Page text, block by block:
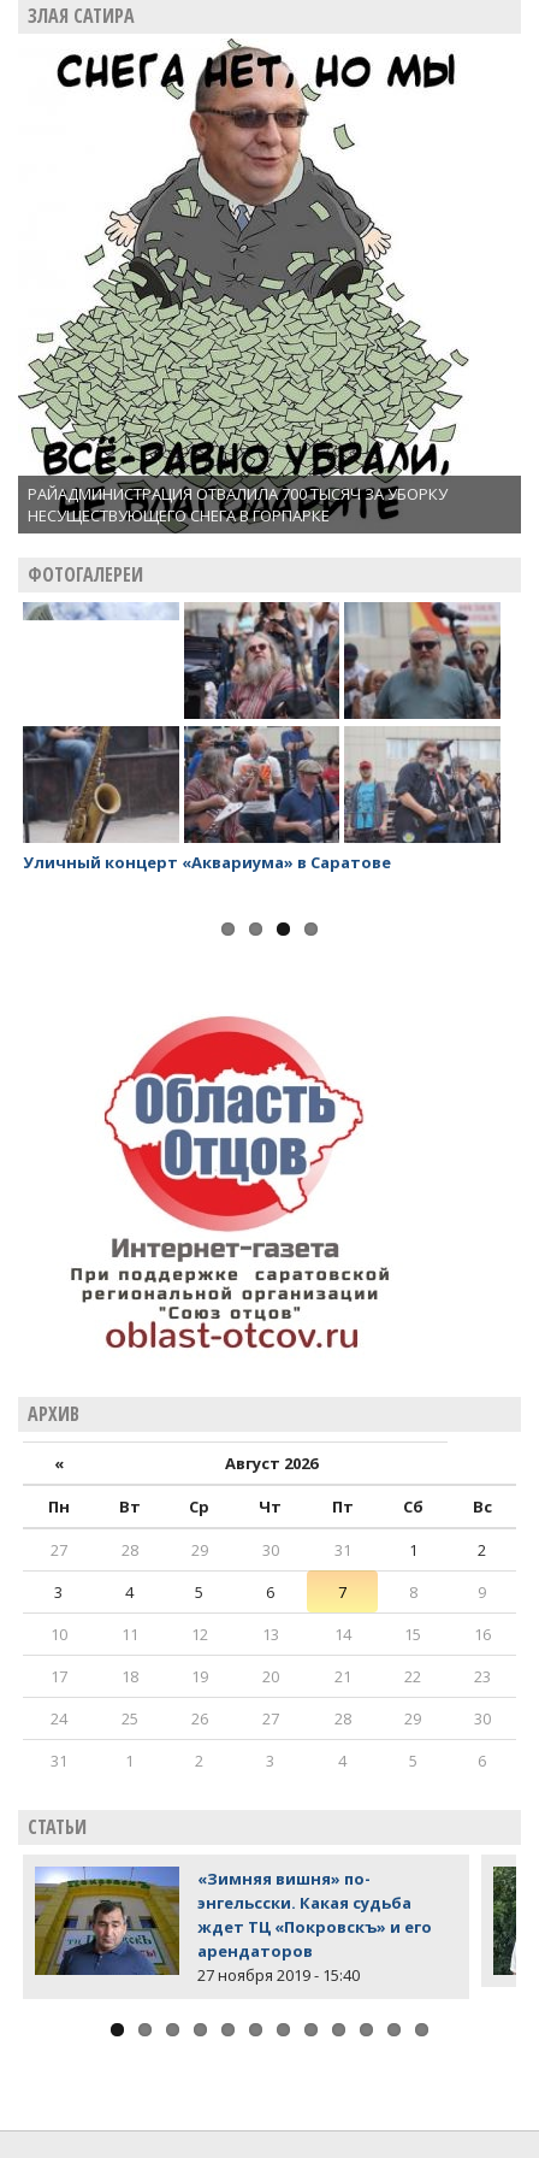
ЗЛАЯ САТИРА
РАЙАДМИНИСТРАЦИЯ ОТВАЛИЛА 700 ТЫСЯЧ ЗА УБОРКУ
НЕСУЩЕСТВУЮЩЕГО СНЕГА В ГОРПАРКЕ
ФОТОГАЛЕРЕИ
Заводской район превращается в помойку
АРХИВ
«
Август 2026
Пн
Вт Ср Чт Пт Сб
Вс
27
28 29 30 31 1
2
3
4 5 6 7 8
9
10
11 12 13 14 15
16
17
18 19 20 21 22
23
24
25 26 27 28 29
30
31
1 2 3 4 5 6
СТАТЬИ
«Зимняя вишня» по-
энгельсски. Какая судьба
ждет ТЦ «Покровскъ» и его
арендаторов
27 ноября 2019 - 15:40